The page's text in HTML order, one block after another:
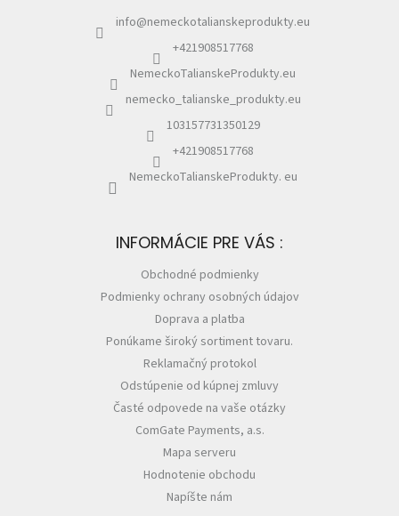
info@nemeckotalianskeprodukty.eu
+421908517768
NemeckoTalianskeProdukty.eu
nemecko_talianske_produkty.eu
103157731350129
+421908517768
NemeckoTalianskeProdukty. eu
INFORMÁCIE PRE VÁS :
Obchodné podmienky
Podmienky ochrany osobných údajov
Doprava a platba
Ponúkame široký sortiment tovaru.
Reklamačný protokol
Odstúpenie od kúpnej zmluvy
Časté odpovede na vaše otázky
ComGate Payments, a.s.
Mapa serveru
Hodnotenie obchodu
Napíšte nám